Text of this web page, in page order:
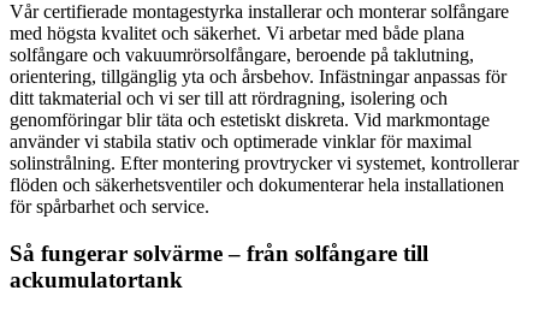
Vår certifierade montagestyrka installerar och monterar solfångare
med högsta kvalitet och säkerhet. Vi arbetar med både plana
solfångare och vakuumrörsolfångare, beroende på taklutning,
orientering, tillgänglig yta och årsbehov. Infästningar anpassas för
ditt takmaterial och vi ser till att rördragning, isolering och
genomföringar blir täta och estetiskt diskreta. Vid markmontage
använder vi stabila stativ och optimerade vinklar för maximal
solinstrålning. Efter montering provtrycker vi systemet, kontrollerar
flöden och säkerhetsventiler och dokumenterar hela installationen
för spårbarhet och service.
Så fungerar solvärme – från solfångare till
ackumulatortank